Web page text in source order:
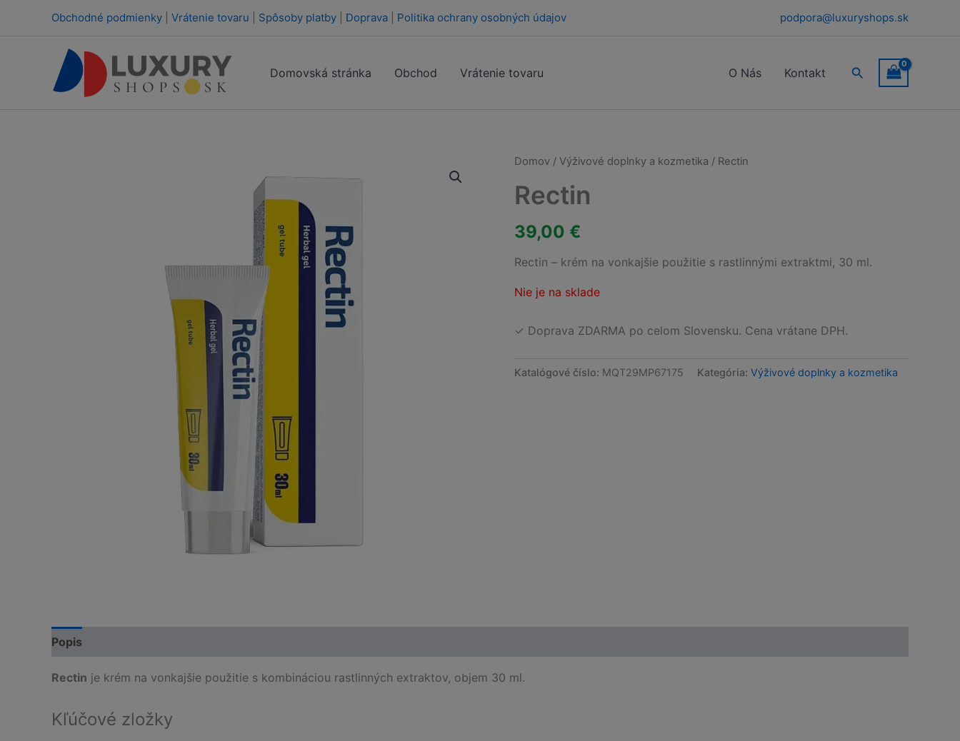
Obchodné podmienky Vrátenie tovaru Spôsoby platby Doprava Politika ochrany osobných údajov podpora@luxuryshops.sk
Domovská stránka Obchod Vrátenie tovaru O Nás Kontakt Hľadať
Domov / Výživové doplnky a kozmetika / Rectin
Rectin
39,00 €
Rectin – krém na vonkajšie použitie s rastlinnými extraktmi, 30 ml.
Nie je na sklade
✓ Doprava ZDARMA po celom Slovensku. Cena vrátane DPH.
Katalógové číslo: MQT29MP67175 Kategória: Výživové doplnky a kozmetika
Popis
Rectin je krém na vonkajšie použitie s kombináciou rastlinných extraktov, objem 30 ml.
Kľúčové zložky